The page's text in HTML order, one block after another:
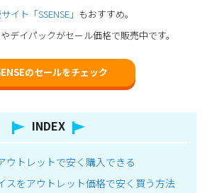
イト「SSENSE」 もおすすめ。
デイパックがセール価格で販売中です。
のセールをチェック
INDEX
ウトレットで安く購入できる
スをアウトレット価格で安く買う方法